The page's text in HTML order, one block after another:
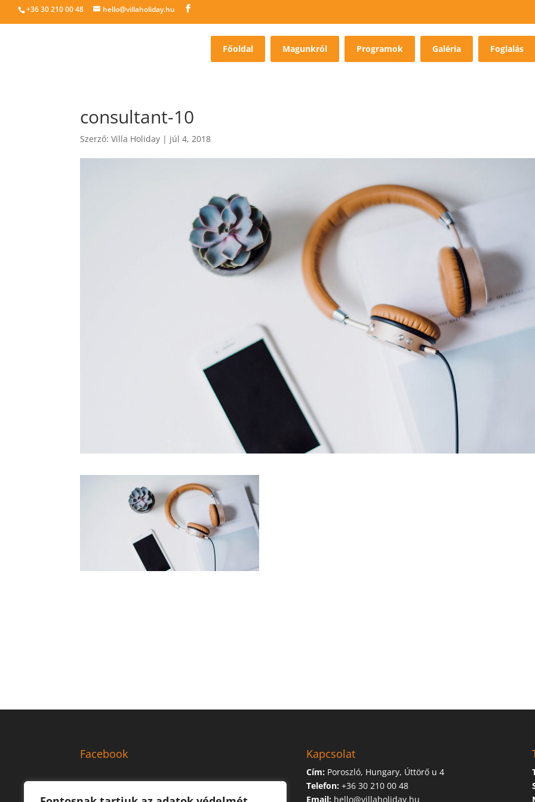
+36 30 210 00 48 hello@villaholiday.hu
Főoldal Magunkról Programok Galéria Foglalás
consultant-10
Szerző:Villa Holiday | júl 4, 2018
Facebook Kapcsolat
Cím: Poroszló, Hungary, Úttörő u 4
Telefon: +36 30 210 00 48
Email: hello@villaholiday.hu